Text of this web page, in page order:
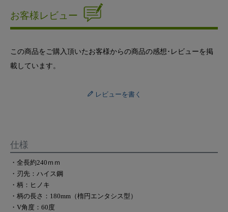
お客様レビュー
この商品をご購入頂いたお客様からの商品の感想･レビューを掲
載しています。
レビューを書く
仕様
・全長約240ｍｍ
・刃先：ハイス鋼
・柄：ヒノキ
・柄の長さ：180mm（楕円エンタシス型）
・V角度：60度